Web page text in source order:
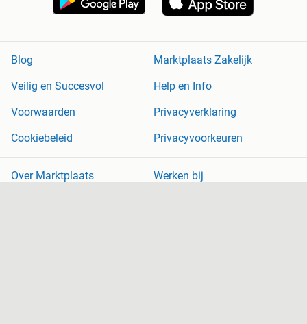
Blog
Marktplaats Zakelijk
Veilig en Succesvol
Help en Info
Voorwaarden
Privacyverklaring
Cookiebeleid
Privacyvoorkeuren
Over Marktplaats
Werken bij